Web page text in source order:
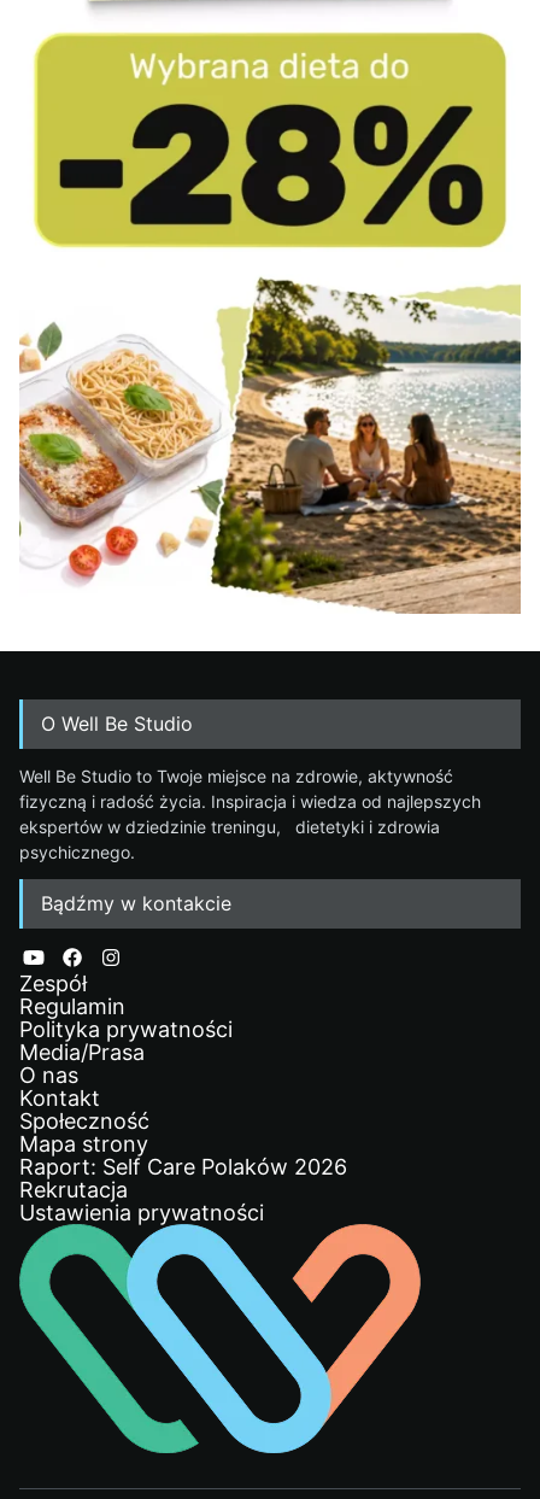
O Well Be Studio
Well Be Studio to Twoje miejsce na zdrowie, aktywność
fizyczną i radość życia. Inspiracja i wiedza od najlepszych
ekspertów w dziedzinie treningu, dietetyki i zdrowia
psychicznego.
Bądźmy w kontakcie
Zespół
Regulamin
Polityka prywatności
Media/Prasa
O nas
Kontakt
Społeczność
Mapa strony
Raport: Self Care Polaków 2026
Rekrutacja
Ustawienia prywatności